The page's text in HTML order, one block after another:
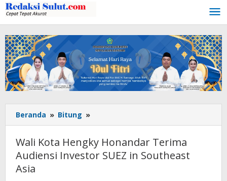
Lewati
ke
konten
Beranda » Bitung »
Kota
Honandar
Terima
Wali Kota Hengky Honandar Terima
Audiensi Investor SUEZ in Southeast
Asia